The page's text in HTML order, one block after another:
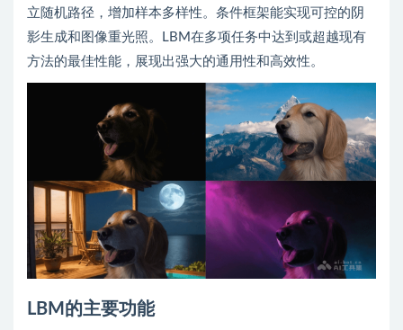
立随机路径，增加样本多样性。条件框架能实现可控的阴
影生成和图像重光照。LBM在多项任务中达到或超越现有
方法的最佳性能，展现出强大的通用性和高效性。
LBM的主要功能